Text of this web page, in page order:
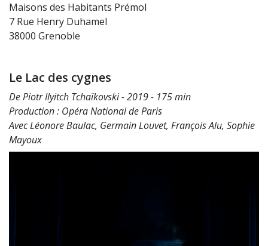
Maisons des Habitants Prémol
7 Rue Henry Duhamel
38000 Grenoble
Le Lac des cygnes
De Piotr Ilyitch Tchaïkovski - 2019 - 175 min
Production : Opéra National de Paris
Avec Léonore Baulac, Germain Louvet, François Alu, Sophie
Mayoux